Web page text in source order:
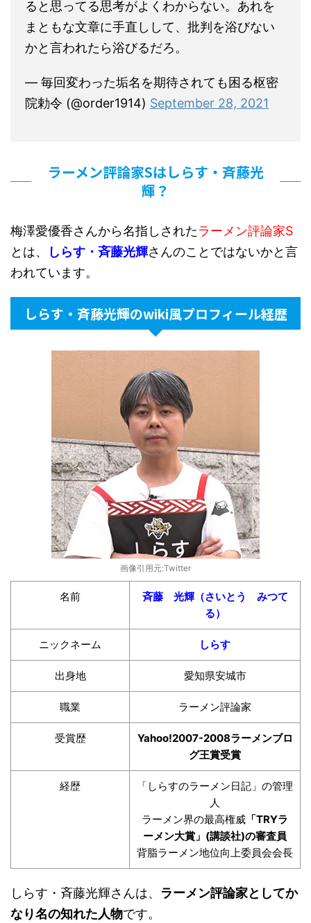
ると思ってる思考がよくわからない。あれを
まともな文章に手直しして、批判を浴びない
かと言われたら浴びるだろ。
— 毎回変わった垢名を期待されても困る枢密
院勅令 (@order1914) September 28, 2021
ラーメン評論家Sはしらす・斉藤光
輝？
梅澤愛優香さんから名指しされたラーメン評論家S
とは、
しらす・斉藤光輝さんのことではないかと言
われています。
しらす・斉藤光輝のwiki風プロフィール経歴
画像引用元:Twitter
名前
斉藤 光輝（さいとう みつて
る）
ニックネーム しらす
出身地 愛知県安城市
職業 ラーメン評論家
受賞歴
Yahoo!2007-2008ラーメンブロ
グ王賞受賞
経歴
「しらすのラーメン日記」の管理
人
ラーメン界の最高権威 「TRYラ
ーメン大賞」(講談社)の審査員
背脂ラーメン地位向上委員会会長
しらす・斉藤光輝さんは、 ラーメン評論家としてか
なり名の知れた人物です。